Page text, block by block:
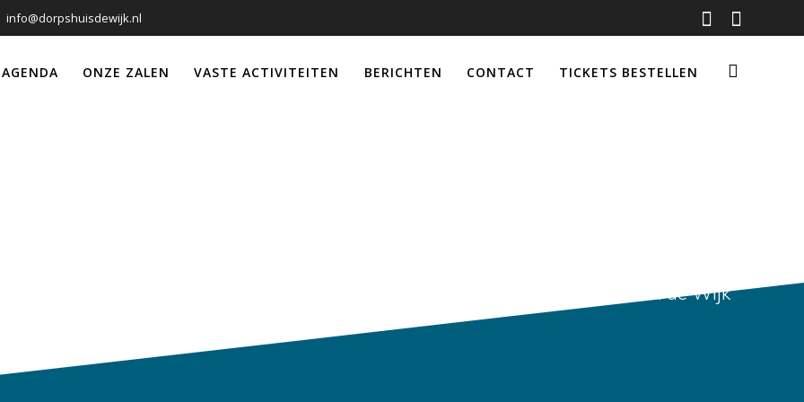
info@dorpshuisdewijk.nl
ONZE ZALEN VASTE ACTIVITEITEN BERICHTEN CONTACT TICKETS BESTELLEN
Dorpshuis de Wijk Het culturele centrum van de Wijk